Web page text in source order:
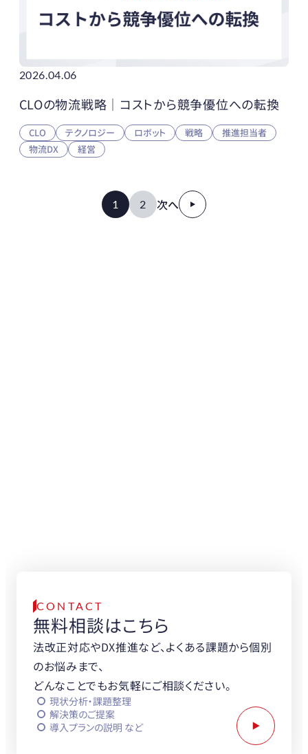
2026.04.06
CLOの物流戦略｜コストから競争優位への転換
CLO テクノロジー ロボット 戦略
推進担当者
物流DX
経営
1 2 次へ
CONTACT
無料相談はこちら
法改正対応やDX推進など、よくある課題から個別
のお悩みまで、
どんなことでもお気軽にご相談ください。
現状分析・課題整理
解決策のご提案
導入プランの説明 など